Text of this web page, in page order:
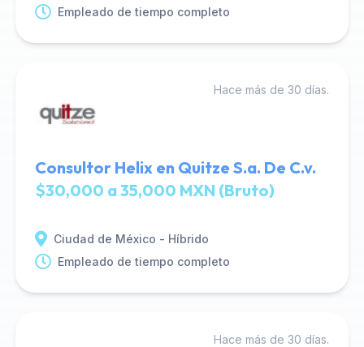
Empleado de tiempo completo
Hace más de 30 días.
Consultor Helix en Quitze S.a. De C.v.
$30,000 a 35,000 MXN (Bruto)
Ciudad de México - Híbrido
Empleado de tiempo completo
Hace más de 30 días.